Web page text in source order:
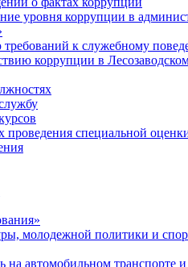
уровня коррупции в
к служебному
коррупции в
проведения специальной
молодежной политики и
автомобильном транспорте